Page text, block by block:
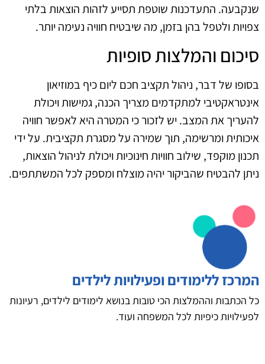
שנקבעה. התעדכנות שוטפת תסייע לזהות הוצאות בלתי
צפויות ולטפל בהן בזמן, מה שיבטיח חוויה נעימה יותר.
סיכום והמלצות סופיות
בסופו של דבר, ניהול תקציב חכם ליום כיף במוזיאון
אינטראקטיבי למתקדמים מצריך הכנה, גמישות ויכולת
להעריך את המצב. יש לזכור כי המטרה היא לאפשר חוויה
איכותית ומרשימה, תוך שמירה על מסגרת תקציבית. על ידי
תכנון מוקפד, שילוב חוויות חינוכיות ויכולת לניהול הוצאות,
ניתן להבטיח שהביקור יהיה מוצלח ומספק לכל המשתתפים.
המרכז ללימודים ופעילויות לילדים
כל הכתבות וההמלצות הכי טובות בנושא לימודים לילדים, רעיונות
לפעילויות כיפיות לכל המשפחה ועוד.